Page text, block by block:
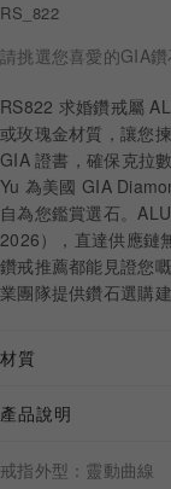
關於ALUXE
最新消息
婚禮護照
線上購物
RS_822
請挑選您喜愛的GIA鑽
RS822 求婚鑽戒屬
或玫瑰金材質，讓您
GIA 證書，確保克拉
Yu 為美國 GIA
自為您鑑賞選石。
2026），直達供應鏈
鑽戒推薦都能見證您
業團隊提供鑽石選購
材質
產品說明
戒指外型：靈動曲線